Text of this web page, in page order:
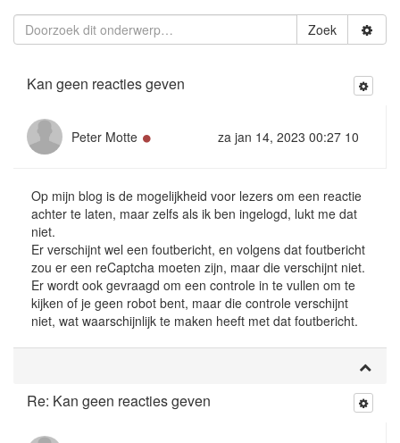
Zoek
Kan geen reacties geven
Peter Motte za jan 14, 2023 00:27 10
Op mijn blog is de mogelijkheid voor lezers om een reactie
achter te laten, maar zelfs als ik ben ingelogd, lukt me dat
niet.
Er verschijnt wel een foutbericht, en volgens dat foutbericht
zou er een reCaptcha moeten zijn, maar die verschijnt niet.
Er wordt ook gevraagd om een controle in te vullen om te
kijken of je geen robot bent, maar die controle verschijnt
niet, wat waarschijnlijk te maken heeft met dat foutbericht.
Re: Kan geen reacties geven